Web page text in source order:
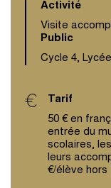
Activité
Visite
Public
Cycle 4, Lycée
Tarif
50 € en
entrée du
scolaires,
leurs
€/élève hors